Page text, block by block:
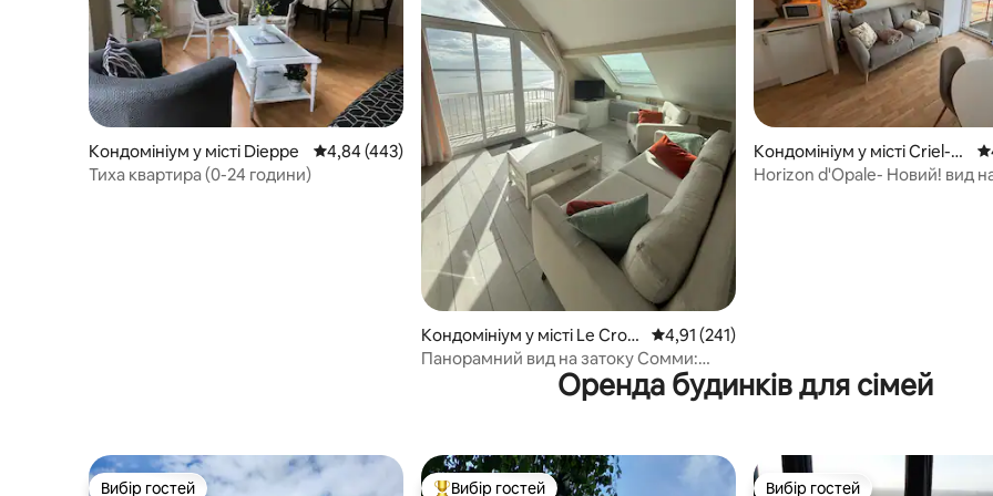
Кондомініум у місті Dieppe Середня оцінка: 4,84 з 5, відгуки: 443
4,84 (443)
Тиха квартира (0-24 години)
Кондомініум у місті Le Crot
oy
Середня оцінка: 4,91 з 5, відгуки: 241
4,91 (241)
Панорамний вид на затоку Сомми:
Кондомініум у місті Criel-su
r-Mer
Horizon d'Opale- Новий! вид
Оренда будинків для сімей
Вибір гостей Вибір гостей Вибір гостей